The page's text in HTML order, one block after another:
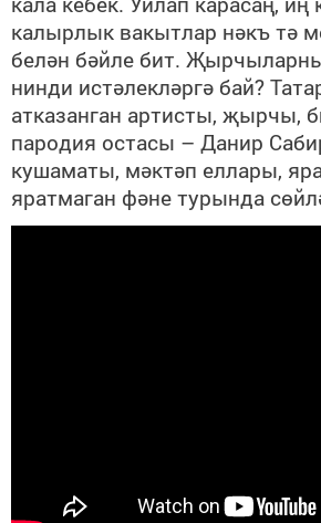
калырлык вакытлар нәкъ тә
белән бәйле бит.
нинди истәлекләргә бай?
атказанган артисты, җырчы,
пародия остасы – Данир
кушаматы, мәктәп еллары,
яратмаган фәне турында